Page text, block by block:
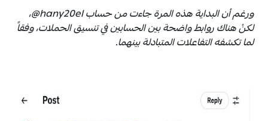
ورغم أن البداية هذه المرة جاءت من حساب hany20el@،
لكنْ هناك روابط واضحة بين الحسابين في تنسيق الحملات، وفقاً
لما تكشفه التفاعلات المتبادلة بينهما.